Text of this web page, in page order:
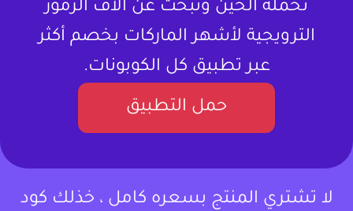
تحمله الحين وتبحث عن آلاف الرموز
الترويجية لأشهر الماركات بخصم أكثر
عبر تطبيق كل الكوبونات.
حمل التطبيق
لا تشتري المنتج بسعره كامل ، خذلك كود